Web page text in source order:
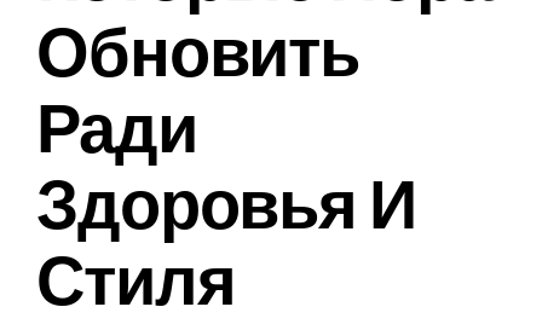
Обновить
Ради
Здоровья И
Стиля